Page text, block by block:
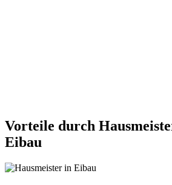
Vorteile durch
Eibau